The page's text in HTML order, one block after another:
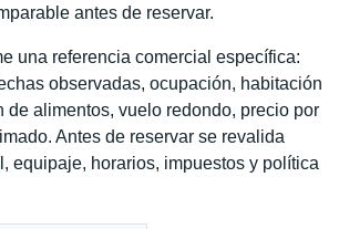
antes de reservar.
una referencia comercial específica:
observadas, ocupación, habitación
de alimentos, vuelo redondo, precio por
Antes de reservar se revalida
equipaje, horarios, impuestos y política